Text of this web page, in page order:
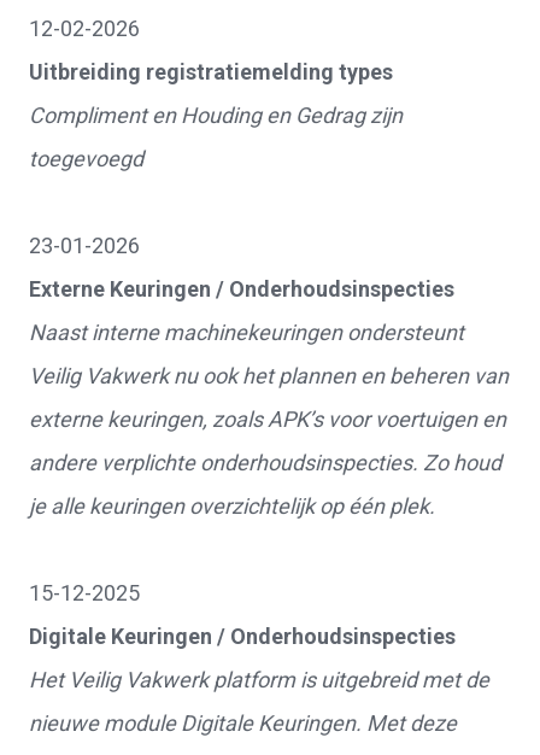
12-02-2026
Uitbreiding registratiemelding types
Compliment en Houding en Gedrag zijn
toegevoegd
23-01-2026
Externe Keuringen / Onderhoudsinspecties
Naast interne machinekeuringen ondersteunt
Veilig Vakwerk nu ook het plannen en beheren van
externe keuringen, zoals APK’s voor voertuigen en
andere verplichte onderhoudsinspecties. Zo houd
je alle keuringen overzichtelijk op één plek.
15-12-2025
Digitale Keuringen / Onderhoudsinspecties
Het Veilig Vakwerk platform is uitgebreid met de
nieuwe module Digitale Keuringen. Met deze